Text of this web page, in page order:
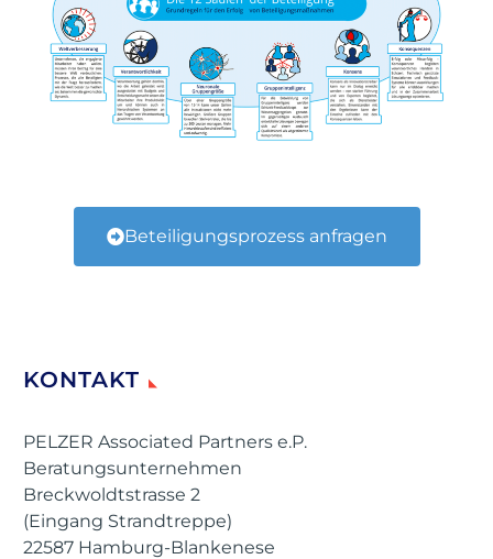
Beteiligungsprozess anfragen
KONTAKT
PELZER Associated Partners e.P.
Beratungsunternehmen
Breckwoldtstrasse 2
(Eingang Strandtreppe)
22587 Hamburg-Blankenese